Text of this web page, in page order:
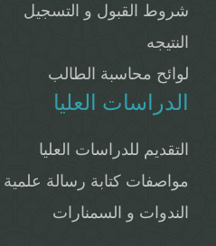
شروط القبول و التسجيل
النتيجه
لوائح محاسبة الطالب
الدراسات العليا
التقديم للدراسات العليا
مواصفات كتابة رسالة علمية
الندوات و السمنارات